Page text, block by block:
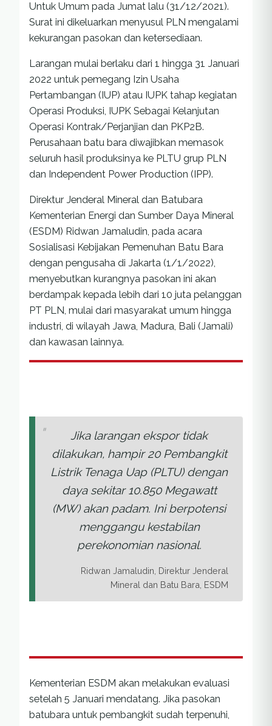
Untuk Umum pada Jumat lalu (31/12/2021).
Surat ini dikeluarkan menyusul PLN mengalami
kekurangan pasokan dan ketersediaan.
Larangan mulai berlaku dari 1 hingga 31 Januari
2022 untuk pemegang Izin Usaha
Pertambangan (IUP) atau IUPK tahap kegiatan
Operasi Produksi, IUPK Sebagai Kelanjutan
Operasi Kontrak/Perjanjian dan PKP2B.
Perusahaan batu bara diwajibkan memasok
seluruh hasil produksinya ke PLTU grup PLN
dan Independent Power Production (IPP).
Direktur Jenderal Mineral dan Batubara
Kementerian Energi dan Sumber Daya Mineral
(ESDM) Ridwan Jamaludin, pada acara
Sosialisasi Kebijakan Pemenuhan Batu Bara
dengan pengusaha di Jakarta (1/1/2022),
menyebutkan kurangnya pasokan ini akan
berdampak kepada lebih dari 10 juta pelanggan
PT PLN, mulai dari masyarakat umum hingga
industri, di wilayah Jawa, Madura, Bali (Jamali)
dan kawasan lainnya.
Jika larangan ekspor tidak
dilakukan, hampir 20 Pembangkit
Listrik Tenaga Uap (PLTU) dengan
daya sekitar 10.850 Megawatt
(MW) akan padam. Ini berpotensi
menggangu kestabilan
perekonomian nasional.
Ridwan Jamaludin, Direktur Jenderal
Mineral dan Batu Bara, ESDM
Kementerian ESDM akan melakukan evaluasi
setelah 5 Januari mendatang. Jika pasokan
batubara untuk pembangkit sudah terpenuhi,